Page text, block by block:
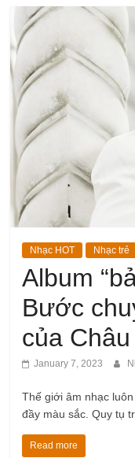
Nhạc HOT Nhạc trẻ
Album
Bước
của
January 7, 2023
Thế giới âm nhạc
đầy màu sắc. Quy tụ
Read more